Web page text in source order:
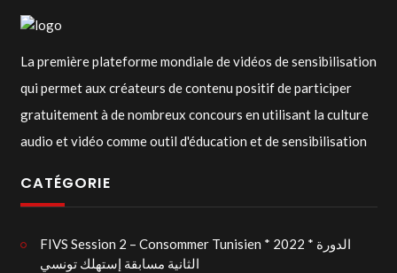
La première plateforme mondiale de vidéos de sensibilisation
qui permet aux créateurs de contenu positif de participer
gratuitement à de nombreux concours en utilisant la culture
audio et vidéo comme outil d'éducation et de sensibilisation
CATÉGORIE
FIVS Session 2 – Consommer Tunisien * 2022 * الدورة
الثانية مسابقة إستهلك تونسي